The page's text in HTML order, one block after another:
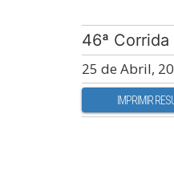
46ª
25 de Abril,
IMPRIMIR